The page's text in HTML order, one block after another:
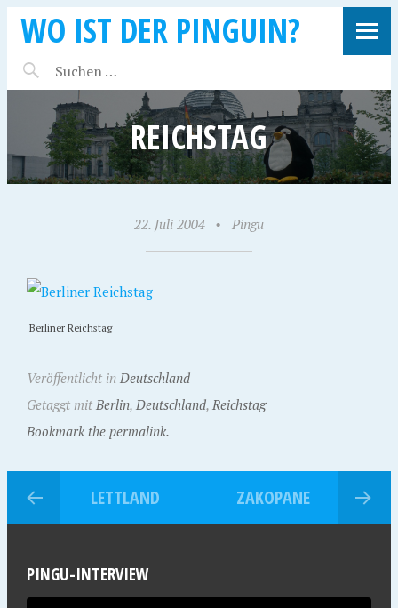
WO IST DER PINGUIN?
REICHSTAG
22. Juli 2004 • Pingu
Berliner Reichstag
Veröffentlicht in Deutschland
Getaggt mit Berlin, Deutschland, Reichstag
Bookmark the permalink.
LETTLAND ZAKOPANE
PINGU-INTERVIEW